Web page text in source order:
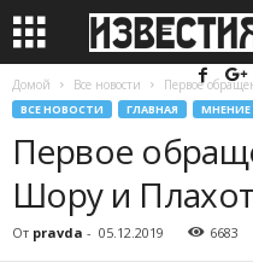
Домой Все новости Первое
ВСЕ НОВОСТИ ГЛАВНАЯ МНЕНИЕ
Первое
Шору и
От pravda - 05.12.2019 6683